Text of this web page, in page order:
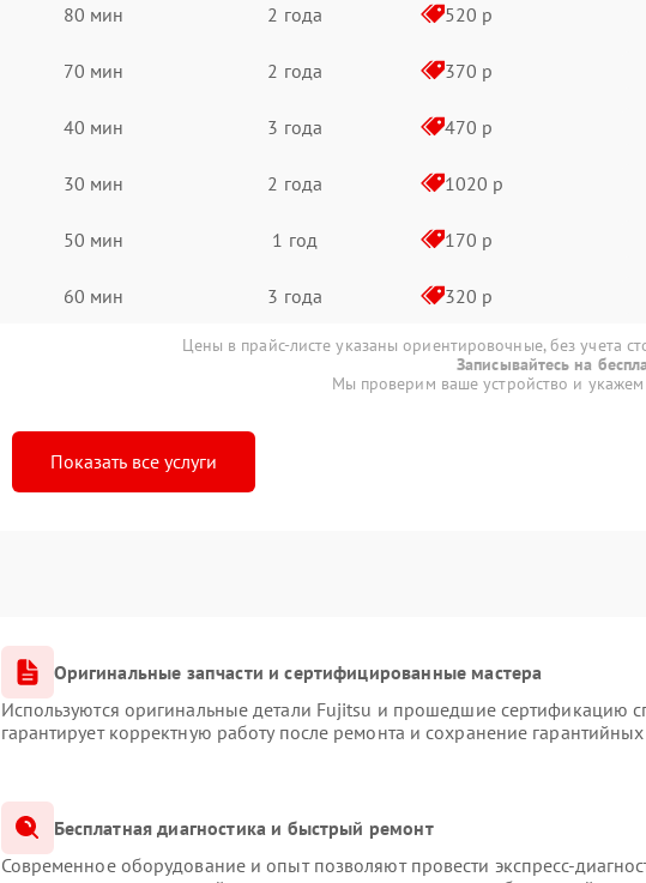
80 мин 2 года 520 р
70 мин 2 года 370 р
40 мин 3 года 470 р
30 мин 2 года 1020 р
50 мин 1 год 170 р
60 мин 3 года 320 р
Цены в прайс-листе указаны ориентировочные, без учета
Записывайтесь на
Мы проверим ваше устройство и укажем
Показать все услуги
Оригинальные запчасти и сертифицированные мастера
Используются оригинальные детали Fujitsu и прошедшие сертификацию
гарантирует корректную работу после ремонта и сохранение гарантийных
Бесплатная диагностика и быстрый ремонт
Современное оборудование и опыт позволяют провести экспресс-